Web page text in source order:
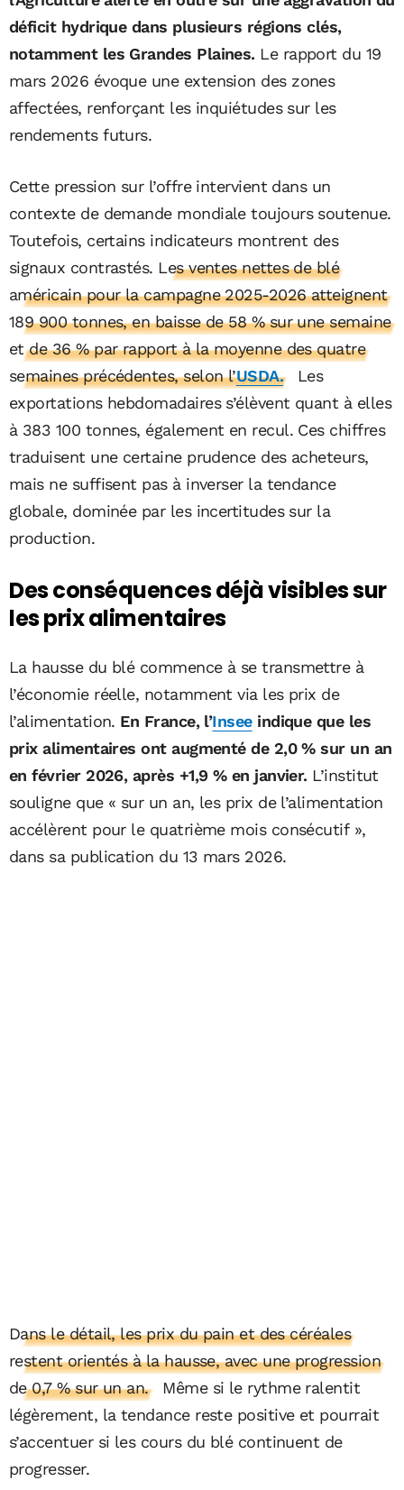
déficit hydrique dans plusieurs régions clés,
notamment les Grandes Plaines. Le rapport du 19
mars 2026 évoque une extension des zones
affectées, renforçant les inquiétudes sur les
rendements futurs.
Cette pression sur l’offre intervient dans un
contexte de demande mondiale toujours soutenue.
Toutefois, certains indicateurs montrent des
signaux contrastés. Les ventes nettes de blé
américain pour la campagne 2025-2026 atteignent
189 900 tonnes, en baisse de 58 % sur une semaine
et de 36 % par rapport à la moyenne des quatre
semaines précédentes, selon l’USDA.
Les
exportations hebdomadaires s’élèvent quant à elles
à 383 100 tonnes, également en recul. Ces chiffres
traduisent une certaine prudence des acheteurs,
mais ne suffisent pas à inverser la tendance
globale, dominée par les incertitudes sur la
production.
Des conséquences déjà visibles sur
les prix alimentaires
La hausse du blé commence à se transmettre à
l’économie réelle, notamment via les prix de
l’alimentation. En France, l’Inseeindique que les
prix alimentaires ont augmenté de 2,0 % sur un an
en février 2026, après +1,9 % en janvier. L’institut
souligne que « sur un an, les prix de l’alimentation
accélèrent pour le quatrième mois consécutif »,
dans sa publication du 13 mars 2026.
Dans le détail, les prix du pain et des céréales
restent orientés à la hausse, avec une progression
de 0,7 % sur un an.
Même si le rythme ralentit
légèrement, la tendance reste positive et pourrait
s’accentuer si les cours du blé continuent de
progresser.